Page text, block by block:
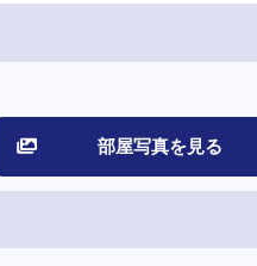
部屋写真を見る